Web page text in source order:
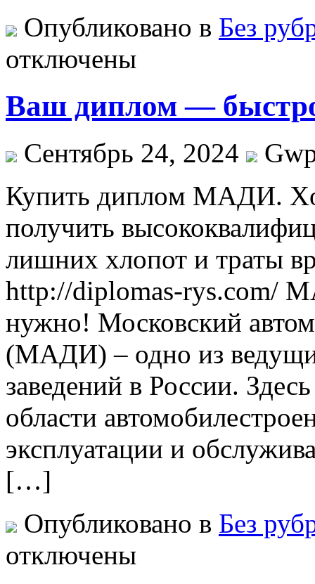
Опубликовано в Без
отключены
Ваш диплом —
Сентябрь 24, 2024
Купить диплoм МAДИ.
получить
лишних хлопот и траты
http://diplomas-rys.com/
нужно! Московский
(МАДИ) – одно из
заведений в России.
области
эксплуатации и
[…]
Опубликовано в Без
отключены